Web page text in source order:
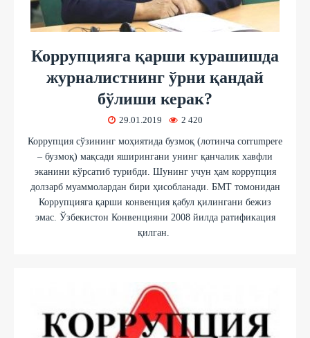
Коррупцияга қарши курашишда
журналистнинг ўрни қандай
бўлиши керак?
29.01.2019 2 420
Коррупция сўзининг моҳиятида бузмоқ (лотинча сorrumpere
– бузмоқ) мақсади яширингани унинг қанчалик хавфли
эканини кўрсатиб турибди. Шунинг учун ҳам коррупция
долзарб муаммолардан бири ҳисобланади. БМТ томонидан
Коррупцияга қарши конвенция қабул қилингани бежиз
эмас. Ўзбекистон Конвенцияни 2008 йилда ратификация
қилган.